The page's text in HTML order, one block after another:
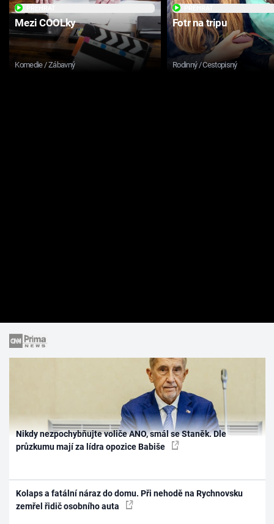
Mezi COOLky
Komedie / Zábavný
Fotr na tripu
Rodinný / Cestopisný
Nikdy nezpochybňujte voliče ANO, smál se Staněk. Dle
průzkumu mají za lídra opozice Babiše
Kolaps a fatální náraz do domu. Při nehodě na Rychnovsku
zemřel řidič osobního auta